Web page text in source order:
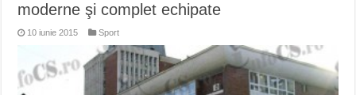
moderne şi complet echipate
10 iunie 2015 Sport